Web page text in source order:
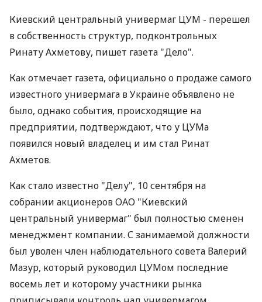
Киевский центральный универмаг ЦУМ - перешел
в собственность структур, подконтрольных
Ринату Ахметову, пишет газета "Дело".
Как отмечает газета, официально о продаже самого
известного универмага в Украине объявлено не
было, однако события, происходящие на
предприятии, подтверждают, что у ЦУМа
появился новый владелец и им стал Ринат
Ахметов.
Как стало известно "Делу", 10 сентября на
собрании акционеров ОАО "Киевский
центральный универмаг" был полностью сменен
менеджмент компании. С занимаемой должности
был уволен член наблюдательного совета Валерий
Мазур, который руководил ЦУМом последние
восемь лет и которому участники рынка